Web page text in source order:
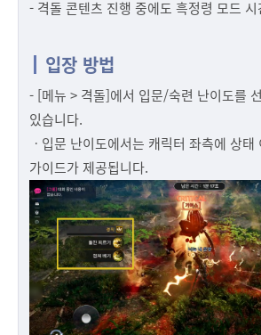
- 격돌 콘텐츠 진행 중에도 흑정령 모드
입장 방법
- [메뉴 > 격돌]에서 입문/숙련 난이도를
있습니다.
ㆍ입문 난이도에서는 캐릭터 좌측에 상
가이드가 제공됩니다.